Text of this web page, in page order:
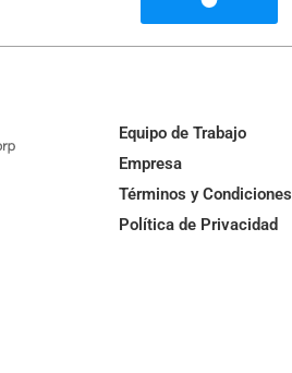
Equipo de Trabajo
Empresa
Términos y Condiciones
Política de Privacidad